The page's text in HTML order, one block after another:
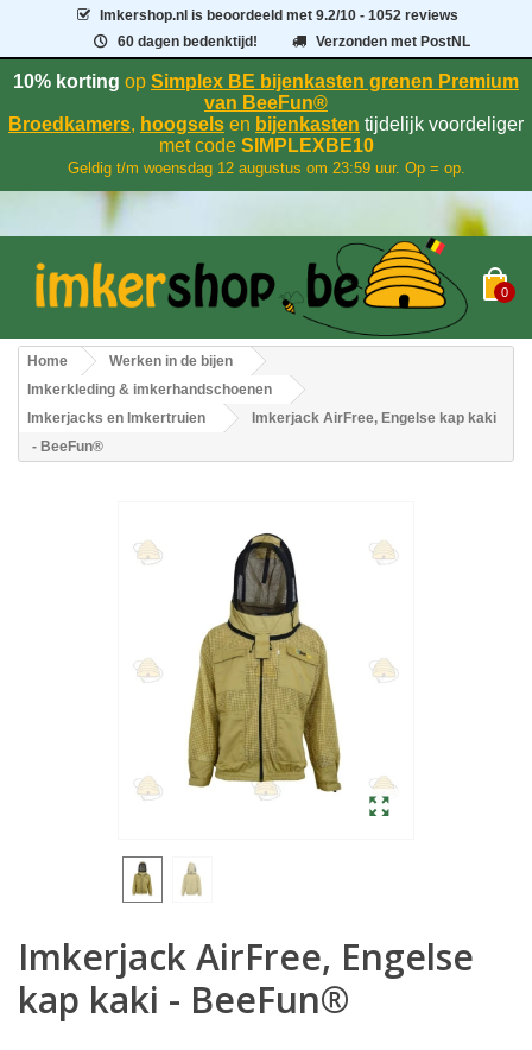
Imkershop.nl is beoordeeld met9.2/10 - 1052 reviews
60 dagen bedenktijd!
Verzonden met PostNL
10% korting op Simplex BE bijenkasten grenen Premium
van BeeFun®
Broedkamers, hoogsels en bijenkasten tijdelijk voordeliger
met codeSIMPLEXBE10
Geldig t/m woensdag 12 augustus om 23:59 uur. Op = op.
0
Home
Werken in de bijen
Imkerkleding & imkerhandschoenen
Imkerjacks en Imkertruien
Imkerjack AirFree, Engelse kap kaki
- BeeFun®
Imkerjack AirFree, Engelse
kap kaki - BeeFun®